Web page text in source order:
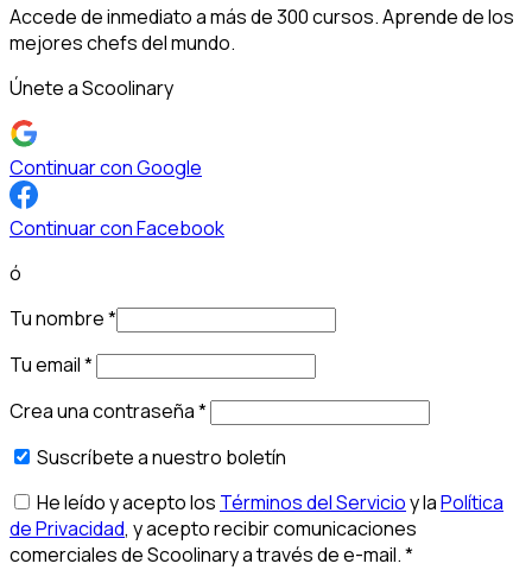
Accede de inmediato a más de 300 cursos. Aprende de los
mejores chefs del mundo.
Únete a Scoolinary
Continuar con Google
Continuar con Facebook
ó
Tu nombre*
Tu email*
Crea una contraseña*
Suscríbete a nuestro boletín
He leído y acepto los Términos del Servicioy laPolítica
de Privacidad, y acepto recibir comunicaciones
comerciales de Scoolinary a través de e-mail.*